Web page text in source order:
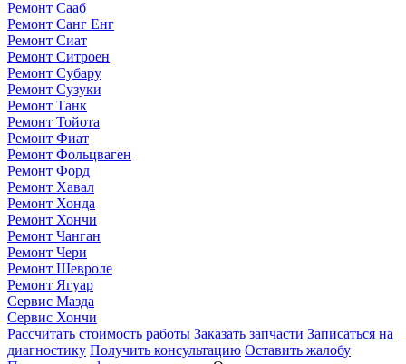
Ремонт Сааб
Ремонт Санг Енг
Ремонт Сиат
Ремонт Ситроен
Ремонт Субару
Ремонт Сузуки
Ремонт Танк
Ремонт Тойота
Ремонт Фиат
Ремонт Фольцваген
Ремонт Форд
Ремонт Хавал
Ремонт Хонда
Ремонт Хончи
Ремонт Чанган
Ремонт Чери
Ремонт Шевроле
Ремонт Ягуар
Сервис Мазда
Сервис Хончи
Рассчитать стоимость работы Заказать запчасти Записаться на
диагностику Получить консультацию Оставить жалобу